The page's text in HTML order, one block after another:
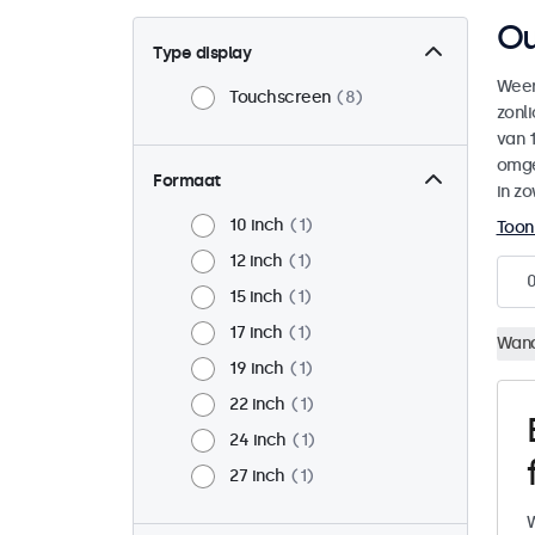
Type display
Touchscreen 8
Formaat
10 inch
1
12 inch
1
15 inch
1
17 inch
1
19 inch
1
22 inch
1
24 inch
1
27 inch
1
van
in
0